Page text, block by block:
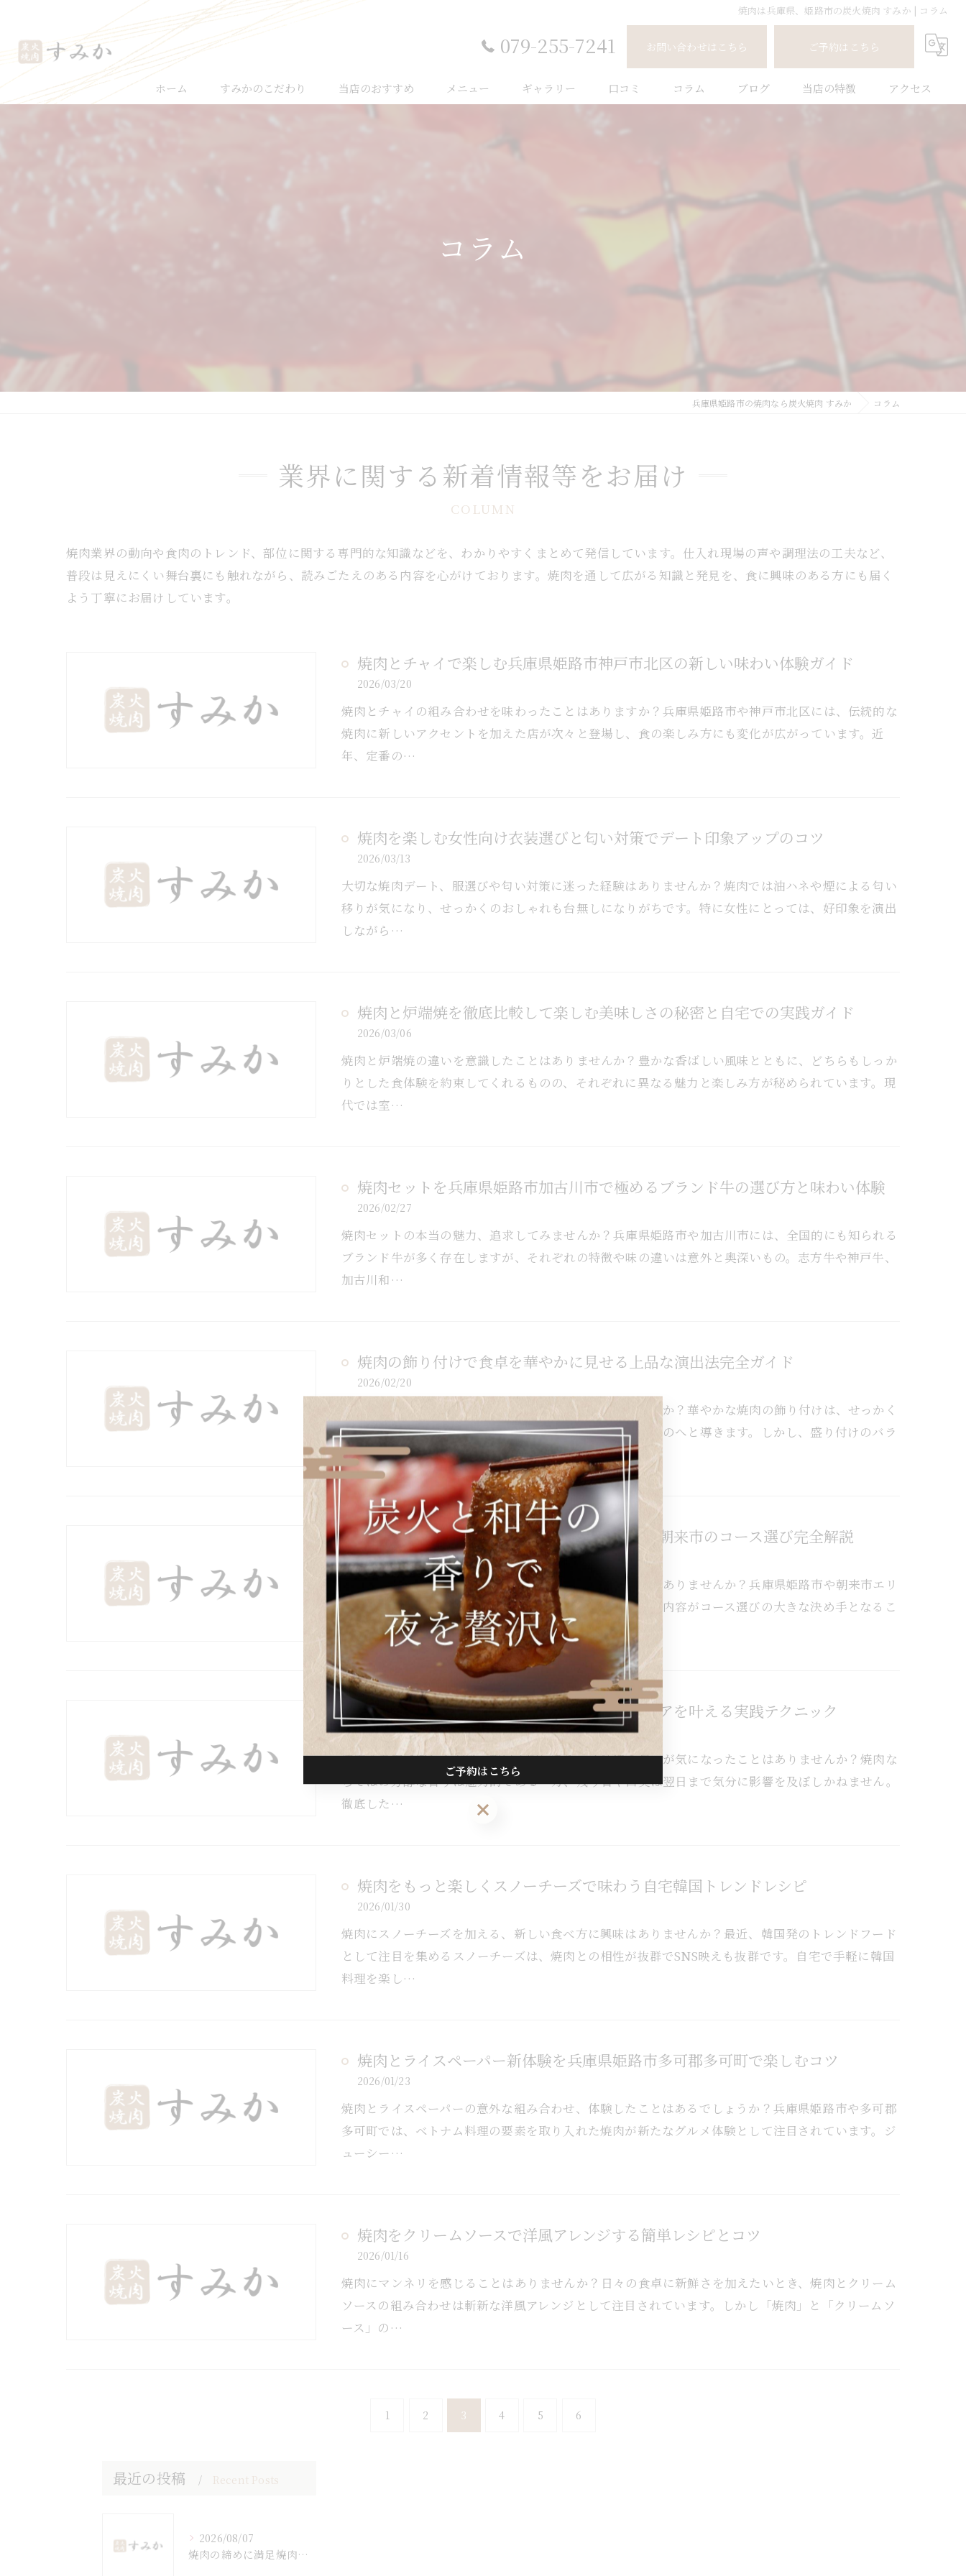
焼肉は兵庫県、姫路市の炭火焼肉 すみか | コラム
079-255-7241 お問い合わせはこちら ご予約はこちら
ホーム すみかのこだわり 当店のおすすめ メニュー ギャラリー 口コミ コラム ブログ 当店の特徴 アクセス
コラム
兵庫県姫路市の焼肉なら炭火焼肉 すみか コラム
業界に関する新着情報等をお届け
COLUMN
焼肉業界の動向や食肉のトレンド、部位に関する専門的な知識などを、わかりやすくまとめて発信しています。仕入れ現場の声や調理法の工夫など、
普段は見えにくい舞台裏にも触れながら、読みごたえのある内容を心がけております。焼肉を通して広がる知識と発見を、食に興味のある方にも届く
よう丁寧にお届けしています。
焼肉とチャイで楽しむ兵庫県姫路市神戸市北区の新しい味わい体験ガイド
2026/03/20
焼肉とチャイの組み合わせを味わったことはありますか？兵庫県姫路市や神戸市北区には、伝統的な
焼肉に新しいアクセントを加えた店が次々と登場し、食の楽しみ方にも変化が広がっています。近
年、定番の…
焼肉を楽しむ女性向け衣装選びと匂い対策でデート印象アップのコツ
2026/03/13
大切な焼肉デート、服選びや匂い対策に迷った経験はありませんか？焼肉では油ハネや煙による匂い
移りが気になり、せっかくのおしゃれも台無しになりがちです。特に女性にとっては、好印象を演出
しながら…
焼肉と炉端焼を徹底比較して楽しむ美味しさの秘密と自宅での実践ガイド
2026/03/06
焼肉と炉端焼の違いを意識したことはありませんか？豊かな香ばしい風味とともに、どちらもしっか
りとした食体験を約束してくれるものの、それぞれに異なる魅力と楽しみ方が秘められています。現
代では室…
焼肉セットを兵庫県姫路市加古川市で極めるブランド牛の選び方と味わい体験
2026/02/27
焼肉セットの本当の魅力、追求してみませんか？兵庫県姫路市や加古川市には、全国的にも知られる
ブランド牛が多く存在しますが、それぞれの特徴や味の違いは意外と奥深いもの。志方牛や神戸牛、
加古川和…
焼肉の飾り付けで食卓を華やかに見せる上品な演出法完全ガイド
2026/02/20
焼肉を自宅で上品に演出したいと感じたことはありませんか？華やかな焼肉の飾り付けは、せっかく
の上質な食材や大切な集いのひとときを、さらに特別なものへと導きます。しかし、盛り付けのバラ
ンスや器…
焼肉とデザートで満足度アップ兵庫県姫路市朝来市のコース選び完全解説
2026/02/13
焼肉とデザートのどちらも妥協したくないと感じることはありませんか？兵庫県姫路市や朝来市エリ
アでは、焼肉の醍醐味を味わった後に楽しめるデザートの内容がコース選びの大きな決め手となるこ
とが増え…
焼肉後のお清め徹底ガイド快適空間と口臭ケアを叶える実践テクニック
2026/02/06
焼肉を自宅で楽しんだ後、部屋や服に染みつく独特の匂いが気になったことはありませんか？焼肉な
らではの芳醇な香りは魅力的である一方、残り香や口臭は翌日まで気分に影響を及ぼしかねません。
徹底した…
焼肉をもっと楽しくスノーチーズで味わう自宅韓国トレンドレシピ
2026/01/30
焼肉にスノーチーズを加える、新しい食べ方に興味はありませんか？最近、韓国発のトレンドフード
として注目を集めるスノーチーズは、焼肉との相性が抜群でSNS映えも抜群です。自宅で手軽に韓国
料理を楽し…
焼肉とライスペーパー新体験を兵庫県姫路市多可郡多可町で楽しむコツ
2026/01/23
焼肉とライスペーパーの意外な組み合わせ、体験したことはあるでしょうか？兵庫県姫路市や多可郡
多可町では、ベトナム料理の要素を取り入れた焼肉が新たなグルメ体験として注目されています。ジ
ューシー…
焼肉をクリームソースで洋風アレンジする簡単レシピとコツ
2026/01/16
焼肉にマンネリを感じることはありませんか？日々の食卓に新鮮さを加えたいとき、焼肉とクリーム
ソースの組み合わせは斬新な洋風アレンジとして注目されています。しかし「焼肉」と「クリームソ
ース」の…
1 2 3 4 5 6
最近の投稿 Recent Posts
2026/08/07
焼肉の締めに満足焼肉とパフェで重くないデザート選び徹底ガイド
ご予約はこちら
ご予約はこちら